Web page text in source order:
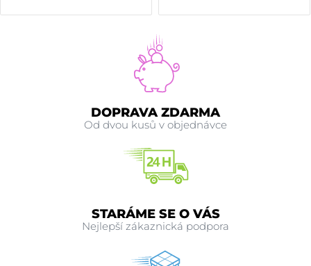
DOPRAVA ZDARMA
Od dvou kusů v objednávce
STARÁME SE O VÁS
Nejlepší zákaznická podpora